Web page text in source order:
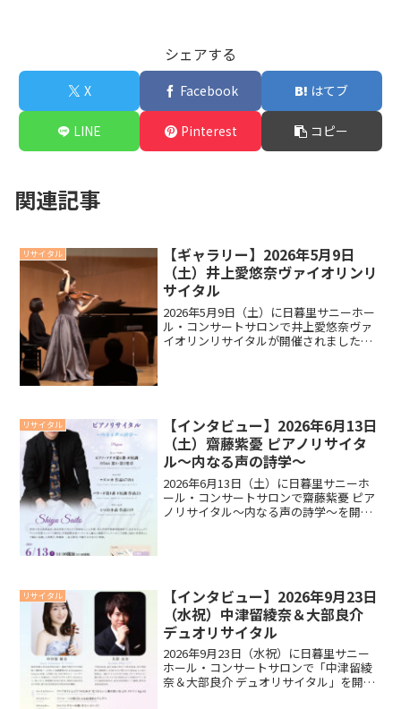
シェアする
X Facebook はてブ
LINE Pinterest コピー
関連記事
リサイタル
【ギャラリー】2026年5月9日
（土）井上愛悠奈ヴァイオリンリ
サイタル
2026年5月9日（土）に日暮里サニーホー
ル・コンサートサロンで井上愛悠奈ヴァ
イオリンリサイタルが開催されました。
リサイタル
【インタビュー】2026年6月13日
（土）齋藤紫憂 ピアノリサイタ
ル～内なる声の詩学～
2026年6月13日（土）に日暮里サニーホ
ール・コンサートサロンで齋藤紫憂 ピア
ノリサイタル～内なる声の詩学～を開催
リサイタル
【インタビュー】2026年9月23日
（水祝）中津留綾奈＆大部良介
デュオリサイタル
2026年9月23日（水祝）に日暮里サニー
ホール・コンサートサロンで「中津留綾
奈＆大部良介 デュオリサイタル」を開催